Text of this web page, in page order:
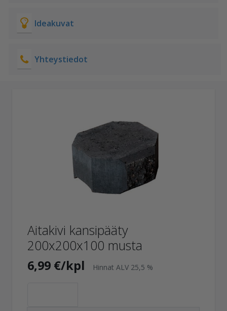
Ideakuvat
Yhteystiedot
Aitakivi kansipääty
200x200x100 musta
6,99 €/kpl Hinnat ALV 25,5 %